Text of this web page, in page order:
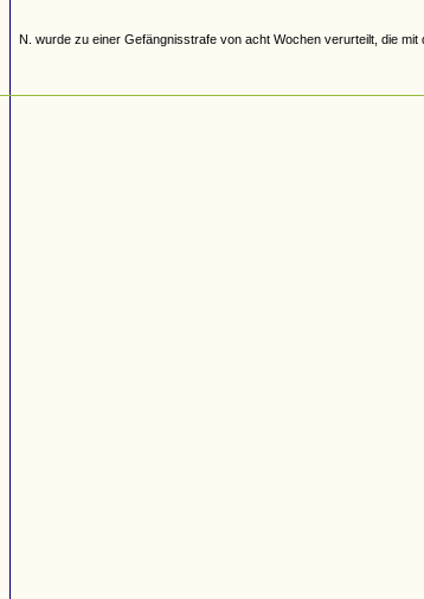
N. wurde zu einer Gefängnisstrafe von acht Wochen verurteilt, die